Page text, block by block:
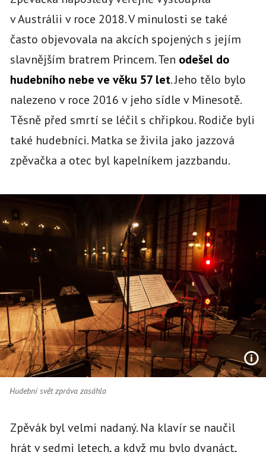
v Austrálii v roce 2018. V minulosti se také
často objevovala na akcích spojených s jejím
slavnějším bratrem Princem. Ten odešel do
hudebního nebe ve věku 57 let. Jeho tělo bylo
nalezeno v roce 2016 v jeho sídle v Minesotě.
Těsně před smrtí se léčil s chřipkou. Rodiče byli
také hudebníci. Matka se živila jako jazzová
zpěvačka a otec byl kapelníkem jazzbandu.
Hudební svět zpráva zasáhla
Zpěvák byl velmi nadaný. Na klavír se naučil
hrát v sedmi letech, a když mu bylo dvanáct,